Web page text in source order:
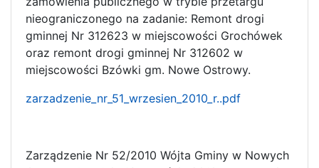
nieograniczonego na zadanie: Remont drogi
gminnej Nr 312623 w miejscowości Grochówek
oraz remont drogi gminnej Nr 312602 w
miejscowości Bzówki gm. Nowe Ostrowy.
zarzadzenie_nr_51_wrzesien_2010_r..pdf
Zarządzenie Nr 52/2010 Wójta Gminy w Nowych